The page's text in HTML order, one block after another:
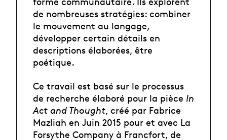
de nombreuses stratégies: combiner
le mouvement au langage,
développer certain détails en
descriptions élaborées, être
poétique.
Ce travail est basé sur le processus
de recherche élaboré pour la pièce In
Act and Thought, créé par Fabrice
Mazliah en Juin 2015 pour et avec La
Forsythe Company à Francfort, de